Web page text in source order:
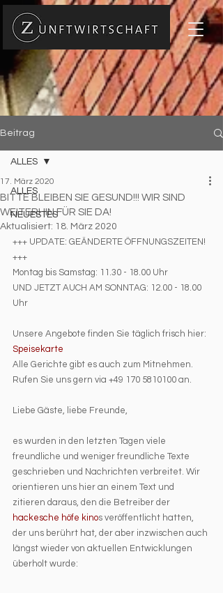
Beitrag
ALLES
NEUESTES
ALLES
BITTE BLEIBEN SIE GESUND!!! WIR SIND
WEITERHIN FÜR SIE DA!
17. März 2020
Aktualisiert: 18. März 2020
+++ UPDATE: GEÄNDERTE ÖFFNUNGSZEITEN!
+++
Montag bis Samstag: 11.30 - 18.00 Uhr
UND JETZT AUCH AM SONNTAG: 12.00 - 18.00
Uhr
Unsere Angebote finden Sie täglich frisch hier:
Speisekarte
Alle Gerichte gibt es auch zum Mitnehmen.
Rufen Sie uns gern via +49 170 5810100 an.
Liebe Gäste, liebe Freunde,
es wurden in den letzten Tagen viele
freundliche und weniger freundliche Texte
geschrieben und Nachrichten verbreitet. Wir
orientieren uns hier an einem Text und
zitieren daraus, den die Betreiber der
hackesche höfe kinos veröffentlicht hatten,
der uns berührt hat, der aber inzwischen auch
längst wieder von aktuellen Entwicklungen
überholt wurde: